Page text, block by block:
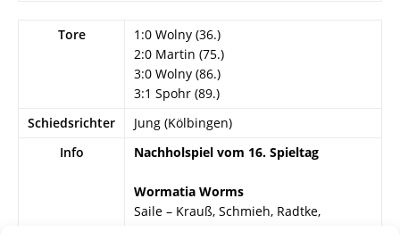
Tore
1:0 Wolny (36.)
2:0 Martin (75.)
3:0 Wolny (86.)
3:1 Spohr (89.)
Schiedsrichter
Jung (Kölbingen)
Info
Nachholspiel vom 16. Spieltag
Wormatia Worms
Saile – Krauß, Schmieh, Radtke,